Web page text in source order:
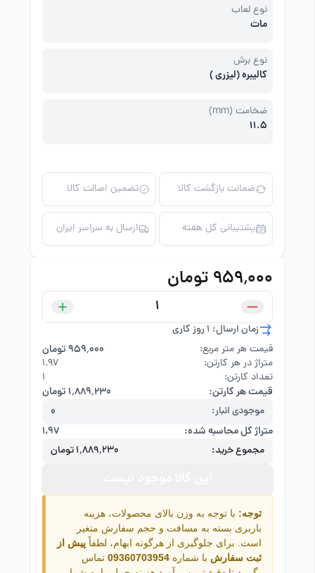
نوع لعاب
مات
نوع برش
کالیبره (لیزری )
ضخامت (mm)
11.5
ضمانت بازگشت کالا تضمین اصالت کالا
پشتیبانی کل هفته ارسال به سراسر ایران
۹۵۹٬۰۰۰ تومان
زمان ارسال: 1 روز کاری
قیمت هر متر مربع:
۹۵۹٬۰۰۰ تومان
متراژ در هر کارتن:
۱,۹۷
تعداد کارتن:
1
قیمت هر کارتن: ۱٬۸۸۹٬۲۳۰ تومان
موجودی انبار:
0
متراژ کل محاسبه شده:
۱,۹۷
مجموع خرید: ۱٬۸۸۹٬۲۳۰ تومان
توجه: با توجه به وزن بالای محصولات، هزینه
باربری بسته به مسافت و حجم سفارش متغیر
است. برای جلوگیری از هرگونه ابهام، لطفاً پیش از
ثبت سفارش با شماره 09360703954 تماس